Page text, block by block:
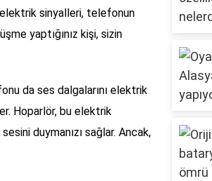
elektrik sinyalleri, telefonun
yaptığınız kişi, sizin
da ses dalgalarını elektrik
Hoparlör, bu elektrik
duymanızı sağlar. Ancak,